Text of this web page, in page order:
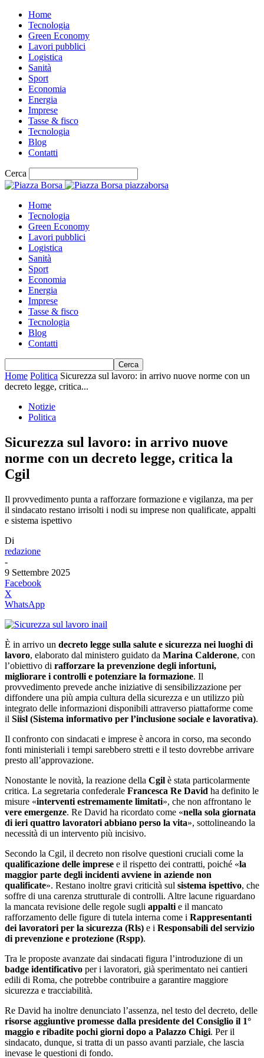
Home
Tecnologia
Green Economy
Lavori pubblici
Logistica
Sanità
Sport
Economia
Energia
Imprese
Tasse & fisco
Tecnologia
Blog
Contatti
Cerca
piazzaborsa
Home
Tecnologia
Green Economy
Lavori pubblici
Logistica
Sanità
Sport
Economia
Energia
Imprese
Tasse & fisco
Tecnologia
Blog
Contatti
Home Politica Sicurezza sul lavoro: in arrivo nuove norme con un
decreto legge, critica...
Notizie
Politica
Sicurezza sul lavoro: in arrivo nuove
norme con un decreto legge, critica la
Cgil
Il provvedimento punta a rafforzare formazione e vigilanza, ma per
il sindacato restano irrisolti i nodi su imprese non qualificate, appalti
e sistema ispettivo
Di
redazione
-
9 Settembre 2025
Facebook
X
WhatsApp
È in arrivo un decreto legge sulla salute e sicurezza nei luoghi di
lavoro, elaborato dal ministero guidato da Marina Calderone, con
l’obiettivo di rafforzare la prevenzione degli infortuni,
migliorare i controlli e potenziare la formazione. Il
provvedimento prevede anche iniziative di sensibilizzazione per
diffondere una più ampia cultura della sicurezza e un utilizzo più
integrato delle informazioni disponibili attraverso piattaforme come
il Siisl (Sistema informativo per l’inclusione sociale e lavorativa).
Il confronto con sindacati e imprese è ancora in corso, ma secondo
fonti ministeriali i tempi sarebbero stretti e il testo dovrebbe arrivare
presto all’approvazione.
Nonostante le novità, la reazione della Cgil è stata particolarmente
critica. La segretaria confederale Francesca Re David ha definito le
misure «interventi estremamente limitati», che non affrontano le
vere emergenze. Re David ha ricordato come «nella sola giornata
di ieri quattro lavoratori abbiano perso la vita», sottolineando la
necessità di un intervento più incisivo.
Secondo la Cgil, il decreto non risolve questioni cruciali come la
qualificazione delle imprese e il rispetto dei contratti, poiché «la
maggior parte degli incidenti avviene in aziende non
qualificate». Restano inoltre gravi criticità sul sistema ispettivo, che
soffre di una carenza strutturale di controlli. Altre lacune riguardano
la mancata revisione delle regole sugli appalti e il mancato
rafforzamento delle figure di tutela interna come i Rappresentanti
dei lavoratori per la sicurezza (Rls) e i Responsabili del servizio
di prevenzione e protezione (Rspp).
Tra le proposte avanzate dai sindacati figura l’introduzione di un
badge identificativo per i lavoratori, già sperimentato nei cantieri
edili di Roma, che potrebbe contribuire a garantire maggiore
sicurezza e tracciabilità.
Re David ha inoltre denunciato l’assenza, nel testo del decreto, delle
risorse aggiuntive promesse dalla presidente del Consiglio il 1°
maggio e ribadite pochi giorni dopo a Palazzo Chigi. Per il
sindacato, dunque, si tratta di un passo avanti parziale, che lascia
inevase le questioni di fondo.